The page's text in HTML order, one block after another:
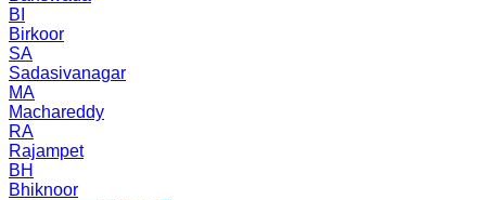
BI
Birkoor
SA
Sadasivanagar
MA
Machareddy
RA
Rajampet
BH
Bhiknoor